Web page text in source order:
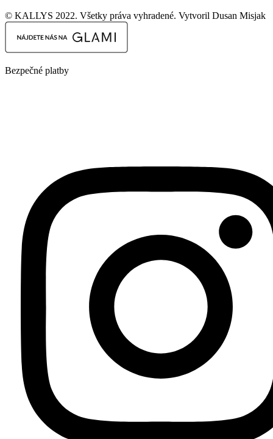
© KALLYS 2022. Všetky práva vyhradené. Vytvoril Dusan Misjak
Bezpečné platby